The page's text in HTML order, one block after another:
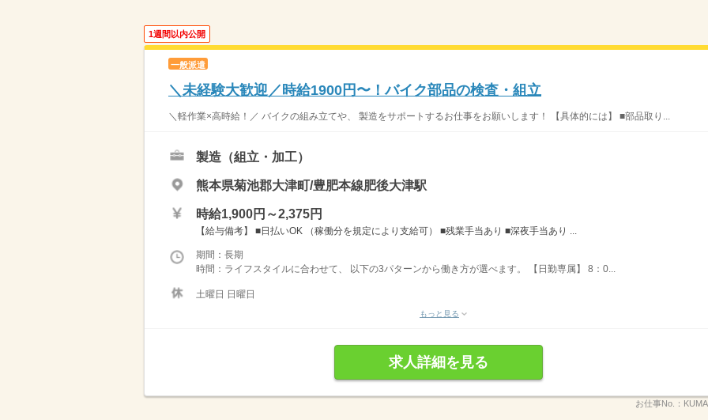
1週間以内公開
一般派遣
＼未経験大歓迎／時給1900円〜！バイク部品の検査・組立
＼軽作業×高時給！／ バイクの組み立てや、 製造をサポートするお仕事をお願いします！ 【具体的には】 ■部品取り...
製造（組立・加工）
熊本県菊池郡大津町/豊肥本線肥後大津駅
時給1,900円～2,375円
【給与備考】 ■日払いOK （稼働分を規定により支給可） ■残業手当あり ■深夜手当あり ...
期間：長期
時間：ライフスタイルに合わせて、 以下の3パターンから働き方が選べます。 【日勤専属】 8：0...
土曜日 日曜日
もっと見る
求人詳細を見る
お仕事No.：